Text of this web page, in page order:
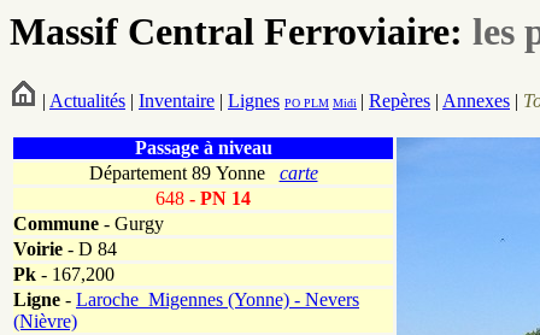
Massif Central Ferroviaire: les
| Actualités | Inventaire | Lignes PO PLM Midi | Repères | Annexes |
Passage à niveau
Département 89 Yonne carte
648 - PN 14
Commune - Gurgy
Voirie - D 84
Pk - 167,200
Ligne - Laroche_Migennes (Yonne) - Nevers
(Nièvre)